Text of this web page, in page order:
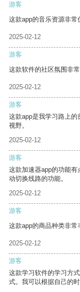
游客
这款app的音乐资源非常
2025-02-12
游客
这款软件的社区氛围非
2025-02-12
游客
这款app是我学习路上
视野。
2025-02-12
游客
这款加速器app的功能
动切换线路的功能。
2025-02-12
游客
这款app的商品种类非常
2025-02-12
游客
这款学习软件的学习方
式。我可以根据自己的